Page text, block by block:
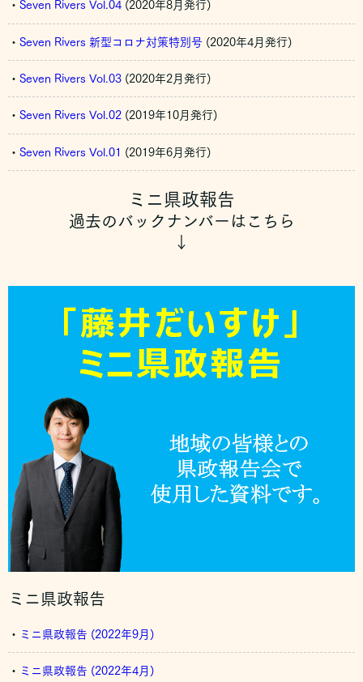
・ Seven Rivers Vol.04 (2020年8月発行)
・ Seven Rivers 新型コロナ対策特別号 (2020年4月発行)
・ Seven Rivers Vol.03 (2020年2月発行)
・ Seven Rivers Vol.02 (2019年10月発行)
・ Seven Rivers Vol.01 (2019年6月発行)
ミニ県政報告
過去のバックナンバーはこちら
↓
ミニ県政報告
・ ミニ県政報告 (2022年9月)
・ ミニ県政報告 (2022年4月)